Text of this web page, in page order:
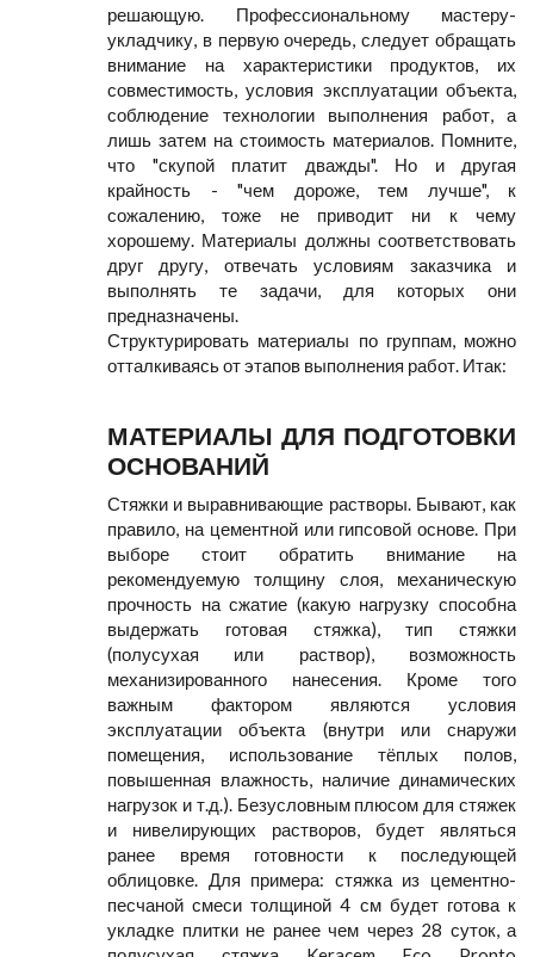
решающую. Профессиональному мастеру-
укладчику, в первую очередь, следует обращать
внимание на характеристики продуктов, их
совместимость, условия эксплуатации объекта,
соблюдение технологии выполнения работ, а
лишь затем на стоимость материалов. Помните,
что "скупой платит дважды". Но и другая
крайность - "чем дороже, тем лучше", к
сожалению, тоже не приводит ни к чему
хорошему. Материалы должны соответствовать
друг другу, отвечать условиям заказчика и
выполнять те задачи, для которых они
предназначены.
Структурировать материалы по группам, можно
отталкиваясь от этапов выполнения работ. Итак:
МАТЕРИАЛЫ ДЛЯ ПОДГОТОВКИ
ОСНОВАНИЙ
Стяжки и выравнивающие растворы. Бывают, как
правило, на цементной или гипсовой основе. При
выборе стоит обратить внимание на
рекомендуемую толщину слоя, механическую
прочность на сжатие (какую нагрузку способна
выдержать готовая стяжка), тип стяжки
(полусухая или раствор), возможность
механизированного нанесения. Кроме того
важным фактором являются условия
эксплуатации объекта (внутри или снаружи
помещения, использование тёплых полов,
повышенная влажность, наличие динамических
нагрузок и т.д.). Безусловным плюсом для стяжек
и нивелирующих растворов, будет являться
ранее время готовности к последующей
облицовке. Для примера: стяжка из цементно-
песчаной смеси толщиной 4 см будет готова к
укладке плитки не ранее чем через 28 суток, а